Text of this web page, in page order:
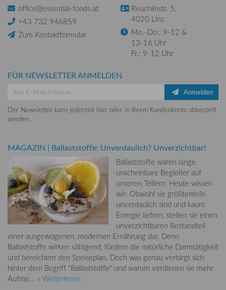
office@essential-foods.at
+43 732 946859
Zum Kontaktformular
Reuchlinstr. 5,
4020 Linz
Mo.-Do.: 9-12 &
13-16 Uhr
Fr.: 9-12 Uhr
FÜR NEWSLETTER ANMELDEN
Anmelden
Der Newsletter kann jederzeit hier oder in Ihrem Kundenkonto abbestellt
werden.
MAGAZIN | Ballaststoffe: Unverdaulich? Unverzichtbar!
Ballaststoffe waren lange
unscheinbare Begleiter auf
unseren Tellern. Heute wissen
wir: Obwohl sie größtenteils
unverdaulich sind und kaum
Energie liefern, stellen sie einen
unverzichtbaren Bestandteil
einer ausgewogenen, modernen Ernährung dar. Denn
Ballaststoffe wirken sättigend, fördern die natürliche Darmtätigkeit
und bereichern den Speiseplan. Doch was genau verbirgt sich
hinter dem Begriff "Ballaststoffe" und warum verdienen sie mehr
Aufme... » Weiterlesen